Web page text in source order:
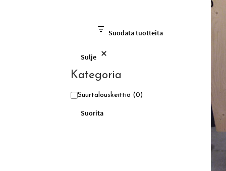
Suodata tuotteita
Sulje
Kategoria
Kategoria
Suurtalouskeittiö (0)
Suorita